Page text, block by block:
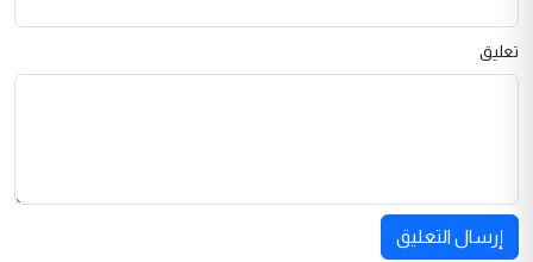
تعليق
إرسال التعليق